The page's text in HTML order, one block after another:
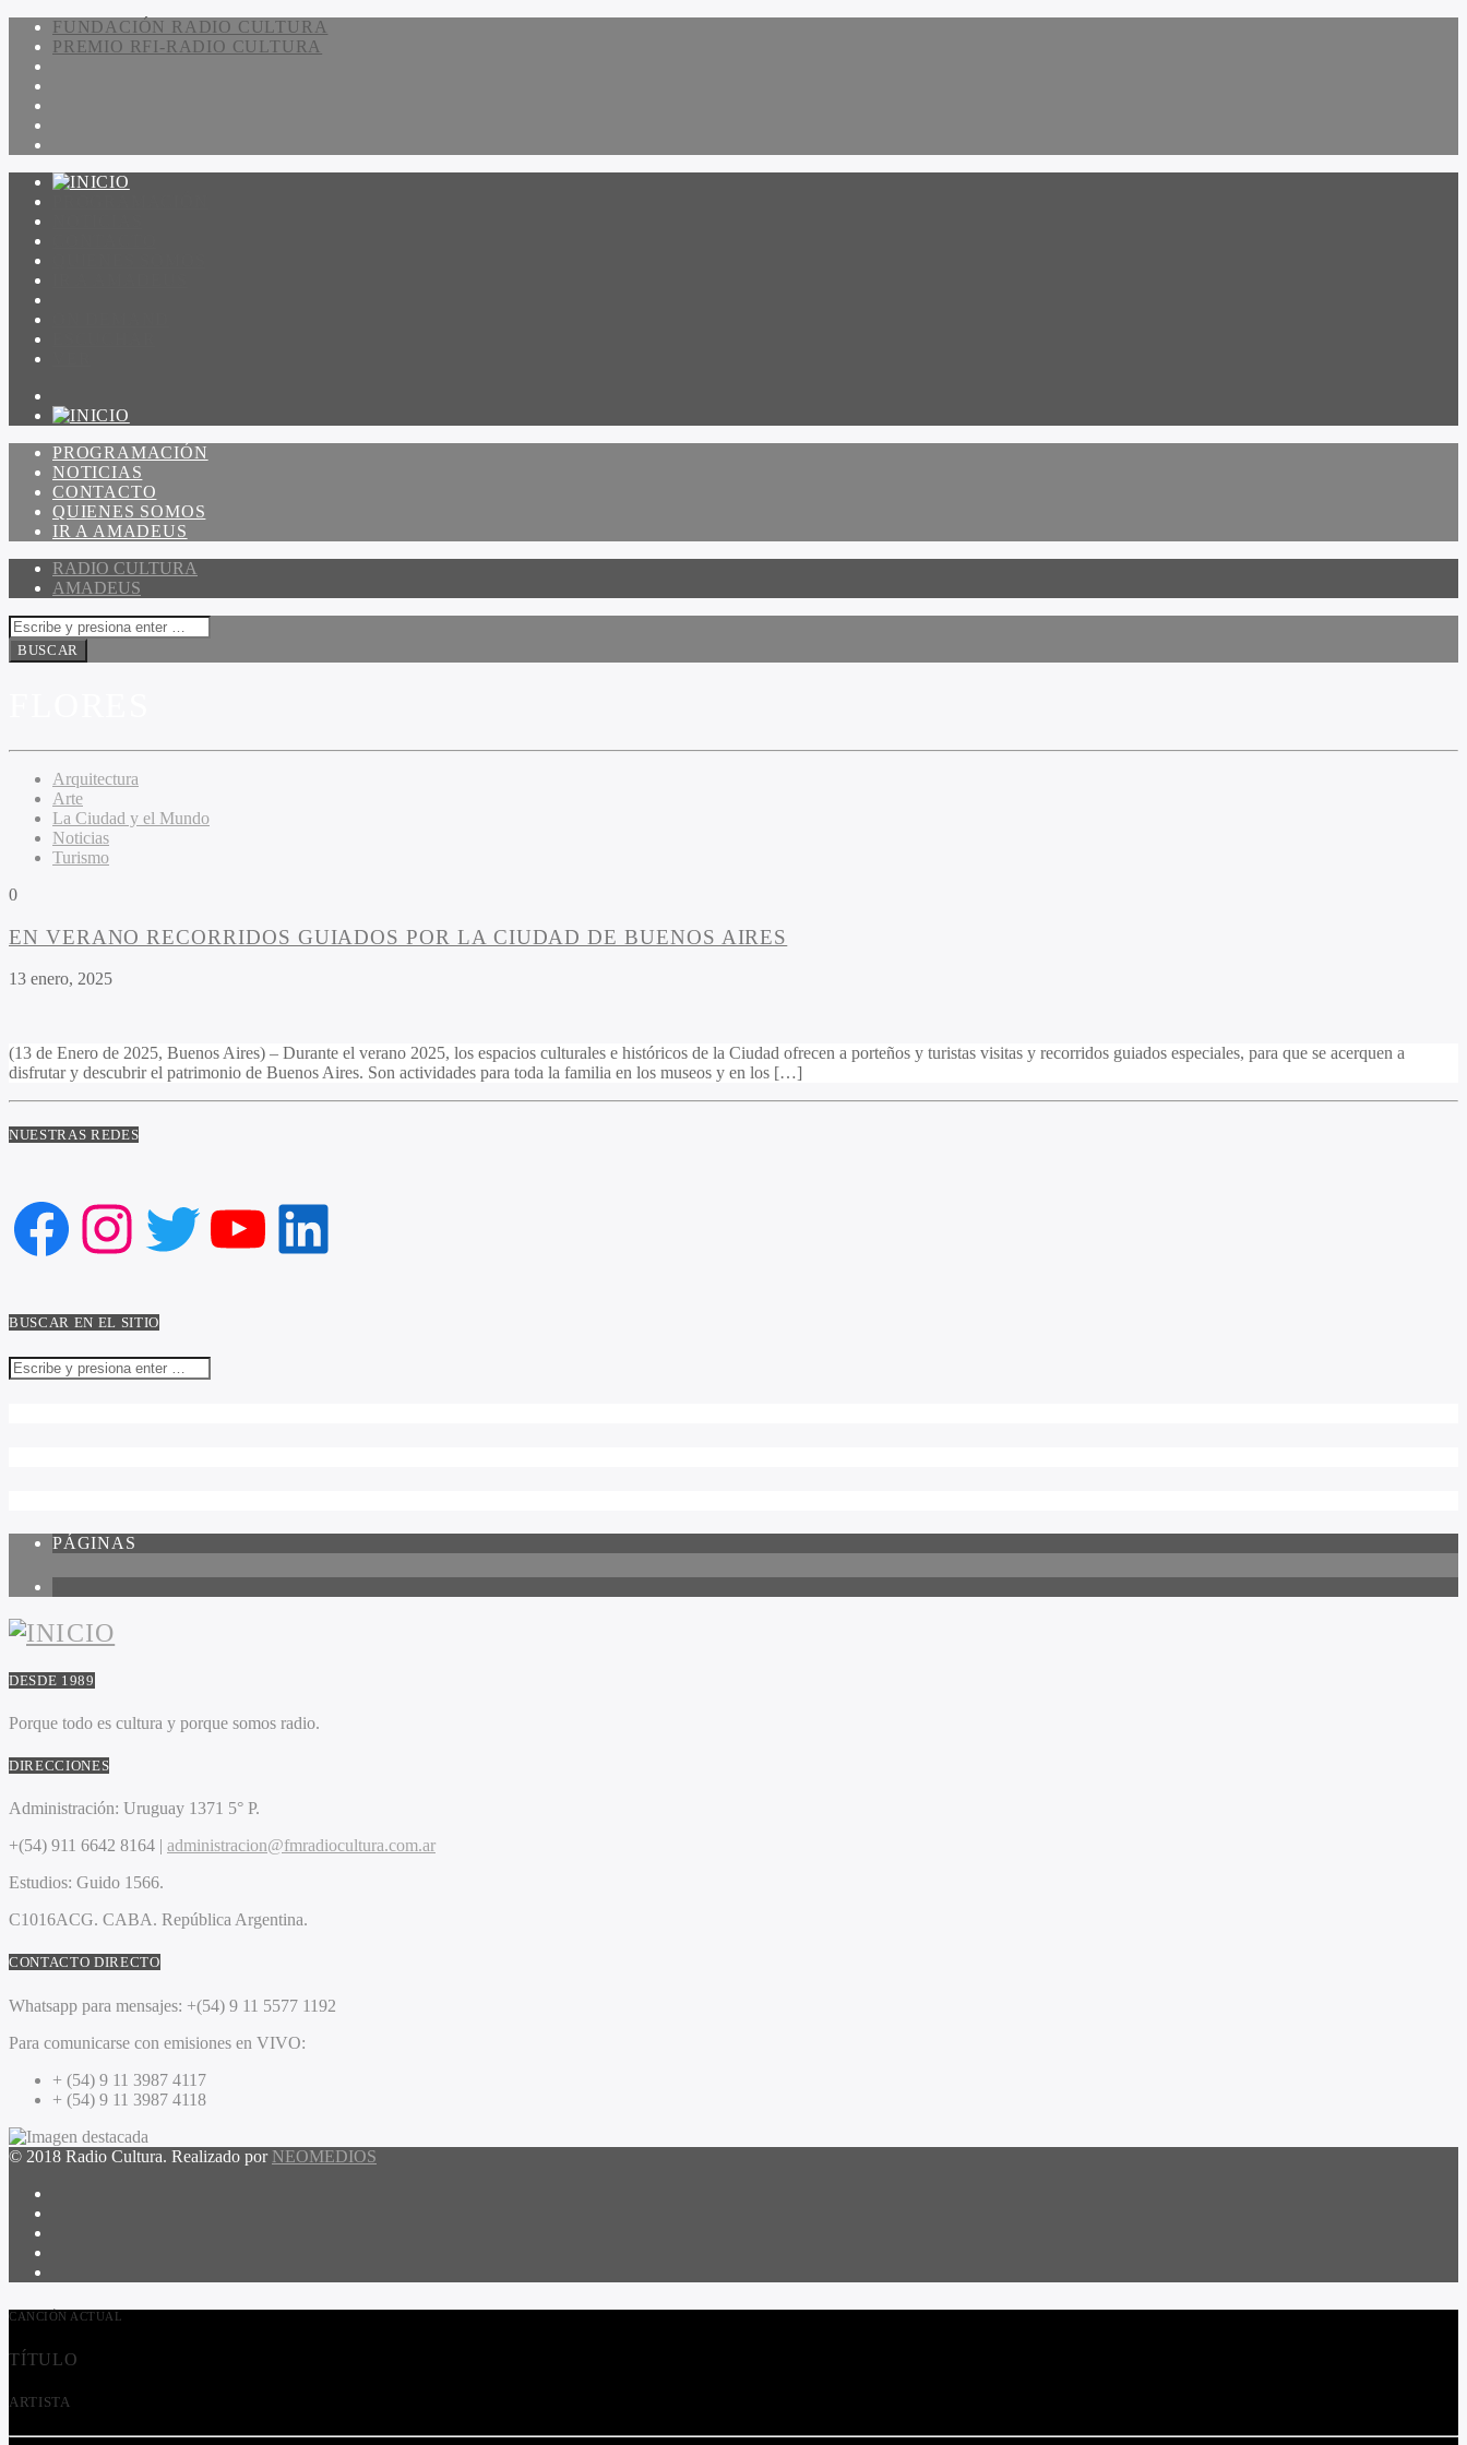
FUNDACIÓN RADIO CULTURA
PREMIO RFI-RADIO CULTURA
PROGRAMACIÓN
NOTICIAS
CONTACTO
QUIENES SOMOS
IR A AMADEUS
RADIO CULTURA
AMADEUS
Arquitectura
Arte
La Ciudad y el Mundo
Noticias
Turismo
0
EN VERANO RECORRIDOS GUIADOS POR LA CIUDAD DE BUENOS AIRES
13 enero, 2025
(13 de Enero de 2025, Buenos Aires) – Durante el verano 2025, los espacios culturales e históricos de la Ciudad ofrecen a porteños y turistas visitas y recorridos guiados especiales, para que se acerquen a
disfrutar y descubrir el patrimonio de Buenos Aires. Son actividades para toda la familia en los museos y en los […]
NUESTRAS REDES
Facebook
Instagram
Twitter
YouTube
LinkedIn
BUSCAR EN EL SITIO
PÁGINAS
DESDE 1989
Porque todo es cultura y porque somos radio.
DIRECCIONES
Administración: Uruguay 1371 5° P.
+(54) 911 6642 8164 | administracion@fmradiocultura.com.ar
Estudios: Guido 1566.
C1016ACG. CABA. República Argentina.
CONTACTO DIRECTO
Whatsapp para mensajes: +(54) 9 11 5577 1192
Para comunicarse con emisiones en VIVO:
+ (54) 9 11 3987 4117
+ (54) 9 11 3987 4118
© 2018 Radio Cultura. Realizado por NEOMEDIOS
CANCIÓN ACTUAL
TÍTULO
ARTISTA